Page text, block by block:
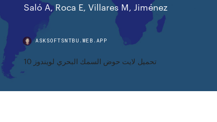
Saló A, Roca E, Villares M, Jiménez
ASKSOFTSNTBU.WEB.APP
تحميل لايت حوض السمك البحري لويندوز 10